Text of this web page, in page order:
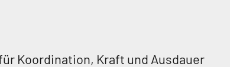
Koordination, Kraft und Ausdauer